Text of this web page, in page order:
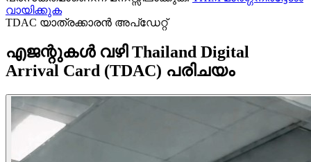
വായിക്കുക
TDAC യാത്രക്കാരൻ അപ്‌ഡേറ്റ്
എജന്റുകൾ വഴി Thailand Digital
Arrival Card (TDAC) പരിചയം